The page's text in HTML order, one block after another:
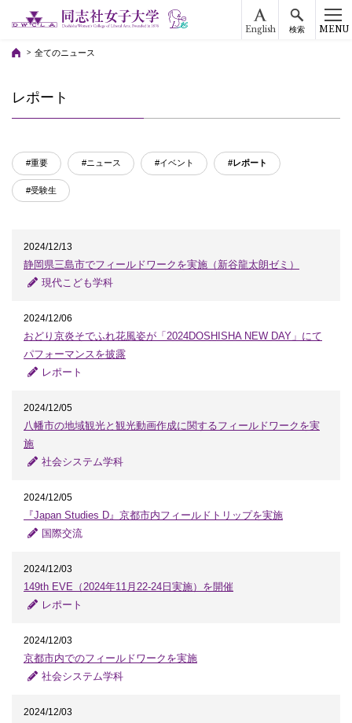
English 検索 MENU
全てのニュース
レポート
#重要 #ニュース #イベント #レポート
#受験生
2024/12/13
静岡県三島市でフィールドワークを実施（新谷龍太朗ゼミ）
現代こども学科
2024/12/06
おどり京炎そでふれ花風姿が「2024DOSHISHA NEW DAY」にて
パフォーマンスを披露
レポート
2024/12/05
八幡市の地域観光と観光動画作成に関するフィールドワークを実
施
社会システム学科
2024/12/05
『Japan Studies D』京都市内フィールドトリップを実施
国際交流
2024/12/03
149th EVE（2024年11月22-24日実施）を開催
レポート
2024/12/03
京都市内でのフィールドワークを実施
社会システム学科
2024/12/03